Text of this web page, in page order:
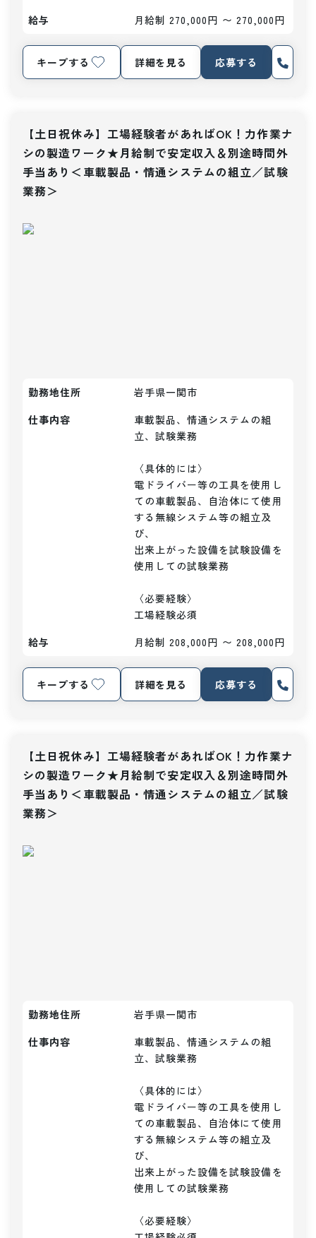
給与
月給制 270,000円 〜 270,000円
キープする 詳細を見る 応募する
【土日祝休み】工場経験者があればOK！力作業ナ
シの製造ワーク★月給制で安定収入＆別途時間外
手当あり＜車載製品・情通システムの組立／試験
業務＞
勤務地住所
岩手県一関市
仕事内容
車載製品、情通システムの組
立、試験業務
〈具体的には〉
電ドライバー等の工具を使用し
ての車載製品、自治体にて使用
する無線システム等の組立及
び、
出来上がった設備を試験設備を
使用しての試験業務
〈必要経験〉
工場経験必須
給与
月給制 208,000円 〜 208,000円
キープする 詳細を見る 応募する
【土日祝休み】工場経験者があればOK！力作業ナ
シの製造ワーク★月給制で安定収入＆別途時間外
手当あり＜車載製品・情通システムの組立／試験
業務＞
勤務地住所
岩手県一関市
仕事内容
車載製品、情通システムの組
立、試験業務
〈具体的には〉
電ドライバー等の工具を使用し
ての車載製品、自治体にて使用
する無線システム等の組立及
び、
出来上がった設備を試験設備を
使用しての試験業務
〈必要経験〉